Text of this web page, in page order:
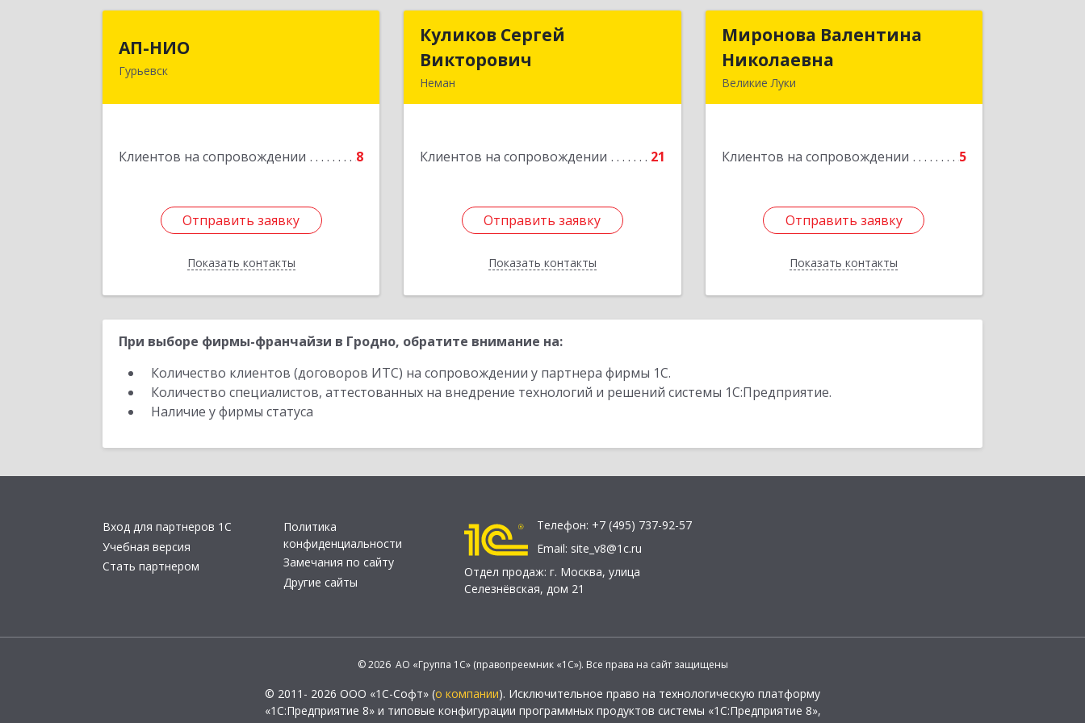
АП-НИО
Гурьевск
Клиентов на сопровождении 8
Отправить заявку
Показать контакты
Подробнее
Отправить заявку
Назад
Куликов Сергей
Викторович
Неман
Клиентов на сопровождении 21
Отправить заявку
Показать контакты
Куликов Сергей
Подробнее
Отправить заявку
Назад
Миронова Валентина
Николаевна
Великие Луки
Клиентов на сопровождении 5
Отправить заявку
Показать контакты
Миронова Валентина
Отправить заявку
Назад
При выборе фирмы-франчайзи в Гродно, обратите внимание на:
Количество клиентов (договоров ИТС) на сопровождении у партнера фирмы 1С.
Количество специалистов, аттестованных на внедрение технологий и решений системы 1С:Предприятие.
Наличие у фирмы статуса
Вход для партнеров 1С
Учебная версия
Стать партнером
Политика
конфиденциальности
Замечания по сайту
Другие сайты
Телефон: +7 (495) 737-92-57
Email: site_v8@1c.ru
Отдел продаж: г. Москва, улица
Селезнёвская, дом 21
© 2026 АО «Группа 1С» (правопреемник «1С»). Все права на сайт защищены
© 2011- 2026 ООО «1С-Софт» (о компании). Исключительное право на технологическую платформу
«1С:Предприятие 8» и типовые конфигурации программных продуктов системы «1С:Предприятие 8»,